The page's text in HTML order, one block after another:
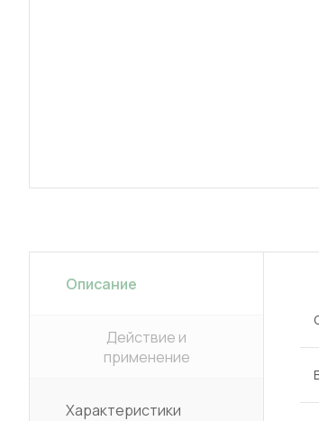
Описание
Действие и
применение
Характеристики